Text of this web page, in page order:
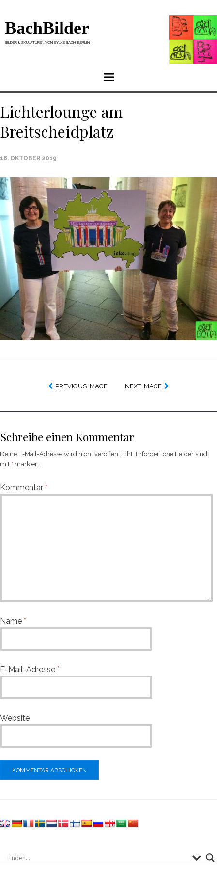
BachBilder
BILDER & SKULPTUREN VON SYLKE BACH, BERLIN
Menu
Lichterlounge am
Breitscheidplatz
18. OKTOBER 2019
PREVIOUS IMAGE NEXT IMAGE
Schreibe einen Kommentar
Deine E-Mail-Adresse wird nicht veröffentlicht. Erforderliche Felder sind
mit * markiert
Kommentar *
Name *
E-Mail-Adresse *
Website